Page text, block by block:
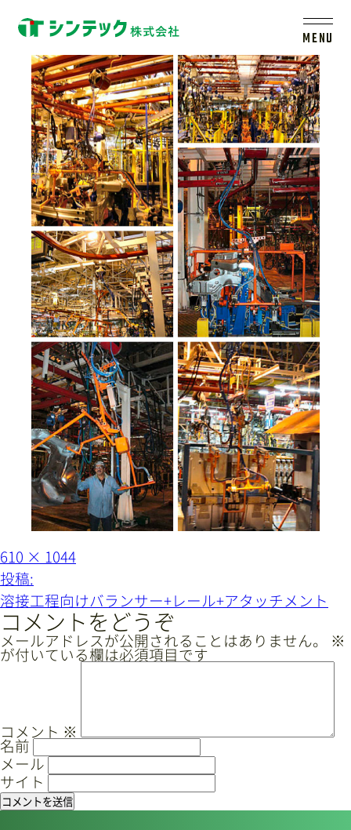
MENU
トップ
シンテックについて
製品一覧
会社案内
新着情報
採用情報
レールシステムについて
サイトマップ
プライバシーポリシー
CAD/PDFデータ お問い合わせ
シンテック公式Instagram
シンテック公式Youtubeチャンネル
_____1
フ
ル
サ
イ
ズ
610 × 1044
投
稿
ナ
ビ
ゲ
ョ
ン
投稿:
溶接工程向けバランサー+レール+アタッチメント
コメントをどうぞ
メールアドレスが公開されることはありません。 ※
が付いている欄は必須項目です
コメント ※
名前
メール
サイト